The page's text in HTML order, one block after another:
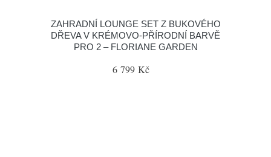
ZAHRADNÍ LOUNGE SET Z BUKOVÉHO
DŘEVA V KRÉMOVO-PŘÍRODNÍ BARVĚ
PRO 2 – FLORIANE GARDEN
6 799 Kč